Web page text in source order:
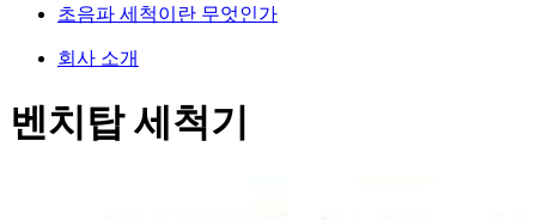
초음파 세척이란 무엇인가
회사 소개
벤치탑 세척기